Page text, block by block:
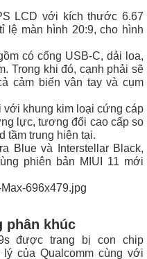
LCD với kích thước 6.67
lệ màn hình 20:9, cho hình
có cổng USB-C, dải loa,
Trong khi đó, cạnh phải sẽ
cảm biến vân tay và cụm
với khung kim loại cứng cáp
lực, tương đối cao cấp so
tầm trung hiện tại.
Blue và Interstellar Black,
phiên bản MIUI 11 mới
phân khúc
được trang bị con chip
của Qualcomm cùng với